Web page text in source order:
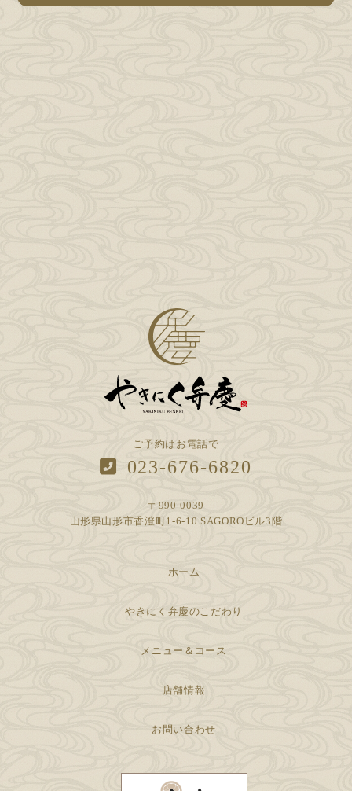
【お問い合わせ】
ご予約はお電話で
023-676-6820
〒990-0039
山形県山形市香澄町1-6-10 SAGOROビル3階
ホーム
やきにく弁慶のこだわり
メニュー＆コース
店舗情報
お問い合わせ